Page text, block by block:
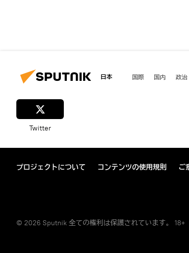
日本 国際 国内 政治
Twitter
プロジェクトについて コンテンツの使用規則 ご
© 2026 Sputnik 全ての権利は保護されています。 18+